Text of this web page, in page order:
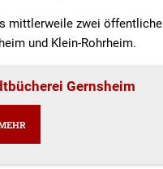
mittlerweile zwei öffentliche
und Klein-Rohrheim.
Gernsheim